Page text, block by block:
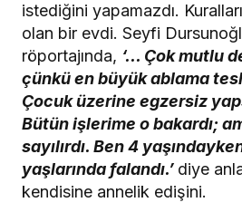
istediğini yapamazdı.
olan bir evdi. Seyfi
röportajında, ‘… Çok mutlu
çünkü en büyük ablama
Çocuk üzerine egzersiz
Bütün işlerime o bakardı;
sayılırdı. Ben 4
yaşlarında falandı.’ diye
kendisine annelik edişini.